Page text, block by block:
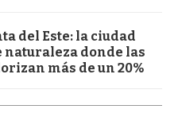
del Este: la ciudad
naturaleza donde las
más de un 20%